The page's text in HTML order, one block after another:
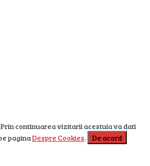
continuarea vizitarii acestuia va dati
paginaDespre Cookies. De acord